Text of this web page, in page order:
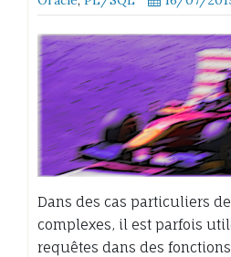
Dans des cas particuliers
complexes, il est parfois
requêtes dans des